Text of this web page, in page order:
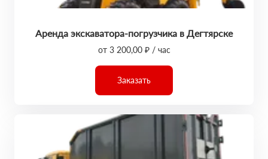
Аренда экскаватора-погрузчика в Дегтярске
от 3 200,00 ₽ / час
Заказать